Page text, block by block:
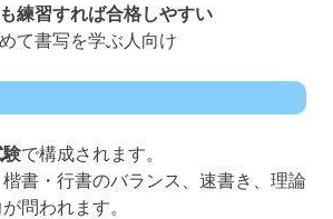
練習すれば合格しやすい
て書写を学ぶ人向け
験で構成されます。
楷書・行書のバランス、速書き、理論
問われます。